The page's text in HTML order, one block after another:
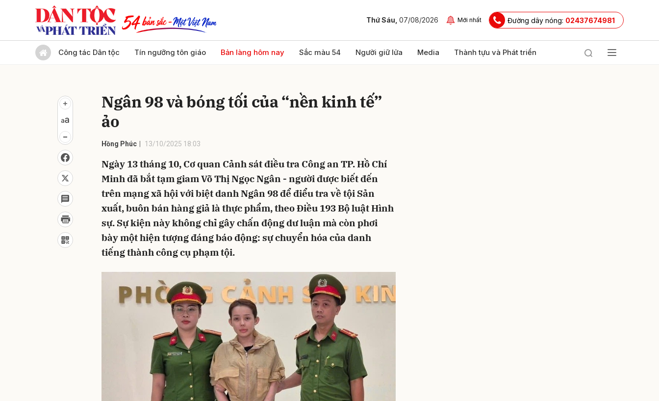
Thứ Sáu, 07/08/2026 Mới nhất Đường dây nóng: 02437674981
Công tác Dân tộc Tín ngưỡng tôn giáo Bản làng hôm nay Sắc màu 54 Người giữ lửa Media Thành tựu và Phát triển
Ngân 98 và bóng tối của “nền kinh tế”
ảo
Hồng Phúc 13/10/2025 18:03
Ngày 13 tháng 10, Cơ quan Cảnh sát điều tra Công an TP. Hồ Chí
Minh đã bắt tạm giam Võ Thị Ngọc Ngân - người được biết đến
trên mạng xã hội với biệt danh Ngân 98 để điểu tra về tội Sản
xuất, buôn bán hàng giả là thực phẩm, theo Điều 193 Bộ luật Hình
sự. Sự kiện này không chỉ gây chấn động dư luận mà còn phơi
bày một hiện tượng đáng báo động: sự chuyển hóa của danh
tiếng thành công cụ phạm tội.
Gửi bình luận